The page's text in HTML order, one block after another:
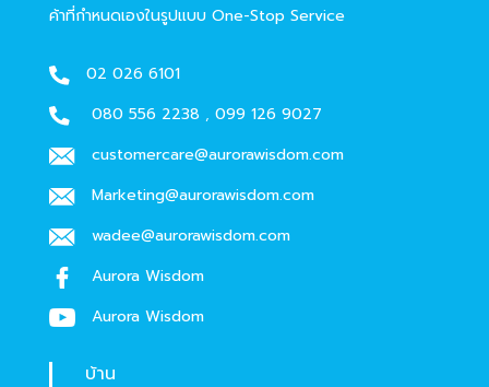
ค้าที่กำหนดเองในรูปแบบ One-Stop Service
02 026 6101
080 556 2238 , 099 126 9027
customercare@aurorawisdom.com
Marketing@aurorawisdom.com
wadee@aurorawisdom.com
Aurora Wisdom
Aurora Wisdom
บ้าน